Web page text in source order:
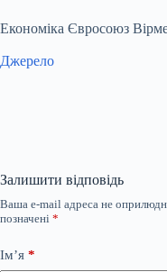
Економіка Євросоюз
Джерело
Залишити відповідь
Ваша e-mail адреса не
позначені *
Ім’я *